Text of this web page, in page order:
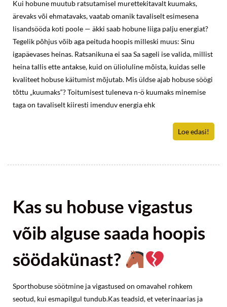
Kui hobune muutub ratsutamisel murettekitavalt kuumaks,
ärevaks või ehmatavaks, vaatab omanik tavaliselt esimesena
lisandsööda koti poole — äkki saab hobune liiga palju energiat?
Tegelik põhjus võib aga peituda hoopis milleski muus: Sinu
igapäevases heinas. Ratsanikuna ei saa Sa sageli ise valida, millist
heina tallis ette antakse, kuid on ülioluline mõista, kuidas selle
kvaliteet hobuse käitumist mõjutab. Mis üldse ajab hobuse söögi
tõttu „kuumaks“? Toitumisest tuleneva n-ö kuumaks minemise
taga on tavaliselt kiiresti imenduv energia ehk
Loe edasi!
Kas su hobuse vigastus
võib alguse saada hoopis
söödakünast?
Sporthobuse söötmine ja vigastused on omavahel rohkem
seotud, kui esmapilgul tundub.Kas teadsid, et veterinaarias ja